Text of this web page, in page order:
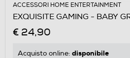
ACCESSORI HOME ENTERTAINMENT
EXQUISITE GAMING - BABY
€ 24,90
Acquisto online: disponibile